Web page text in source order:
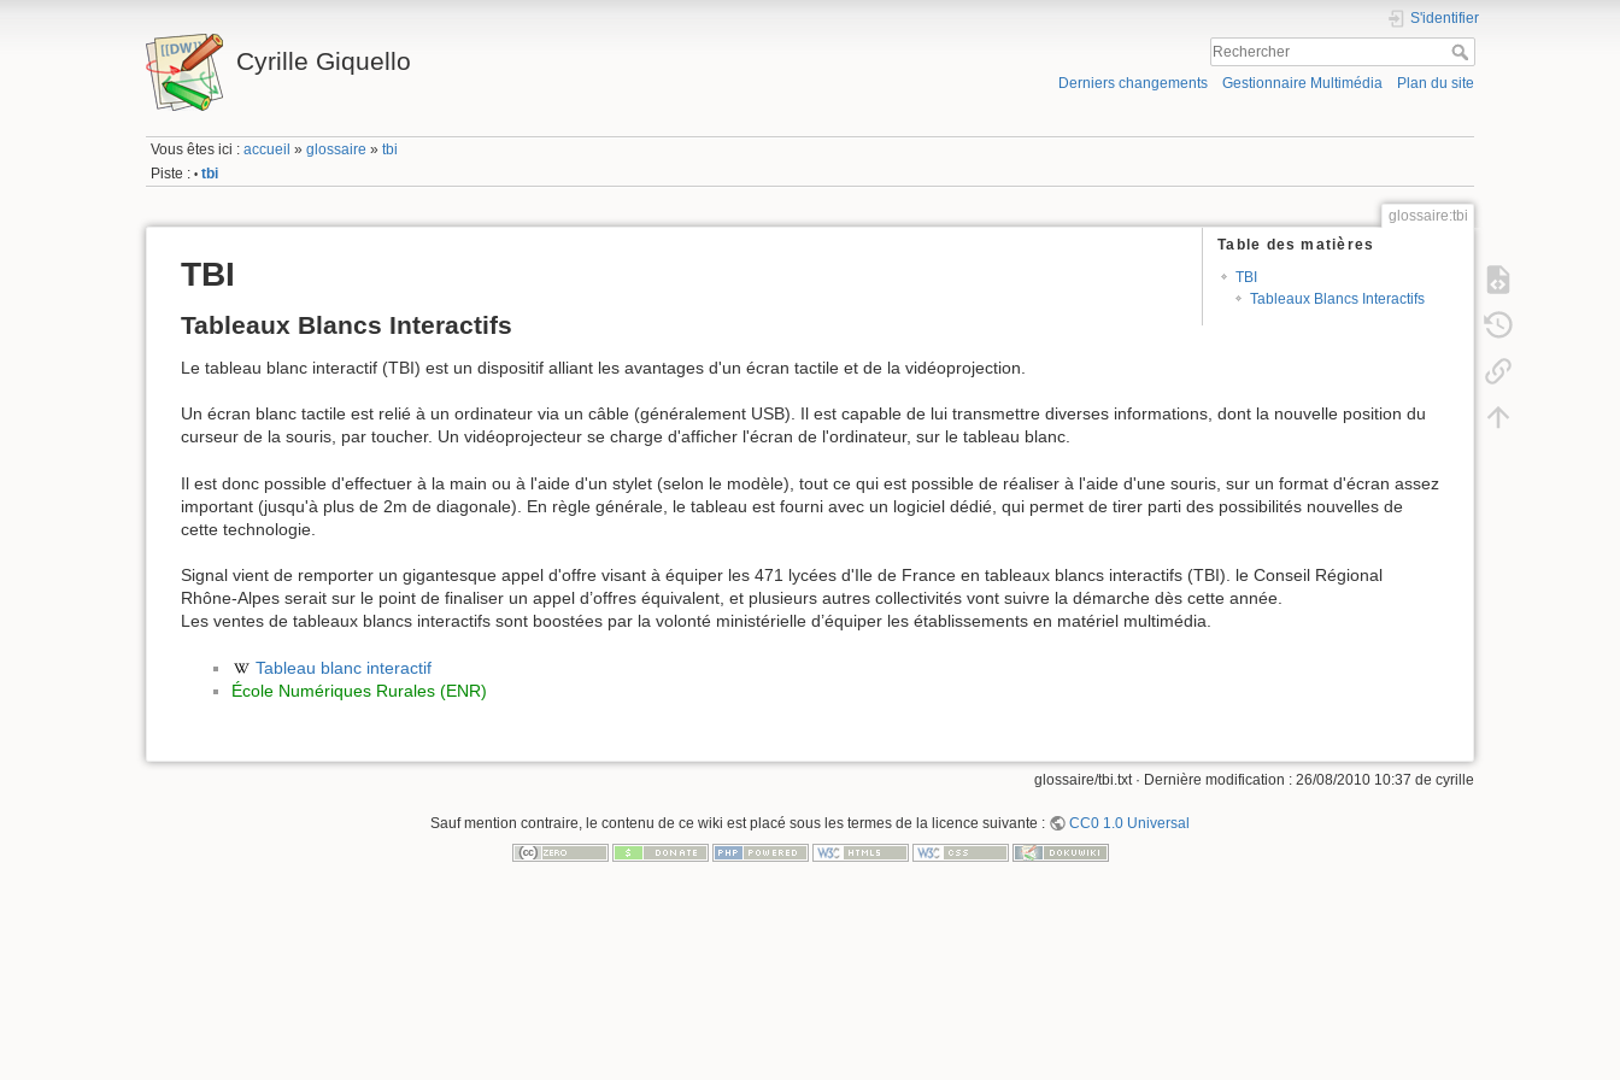
Cyrille Giquello
S'identifier
Derniers changements Gestionnaire Multimédia Plan du site
Vous êtes ici :accueil »glossaire »tbi
Piste : • tbi
glossaire:tbi
Table des matières
TBI
Tableaux Blancs Interactifs
TBI
Tableaux Blancs Interactifs
Le tableau blanc interactif (TBI) est un dispositif alliant les avantages d'un écran tactile et de la vidéoprojection.
Un écran blanc tactile est relié à un ordinateur via un câble (généralement USB). Il est capable de lui transmettre diverses informations, dont la nouvelle position du
curseur de la souris, par toucher. Un vidéoprojecteur se charge d'afficher l'écran de l'ordinateur, sur le tableau blanc.
Il est donc possible d'effectuer à la main ou à l'aide d'un stylet (selon le modèle), tout ce qui est possible de réaliser à l'aide d'une souris, sur un format d'écran assez
important (jusqu'à plus de 2m de diagonale). En règle générale, le tableau est fourni avec un logiciel dédié, qui permet de tirer parti des possibilités nouvelles de
cette technologie.
Signal vient de remporter un gigantesque appel d'offre visant à équiper les 471 lycées d'Ile de France en tableaux blancs interactifs (TBI). le Conseil Régional
Rhône-Alpes serait sur le point de finaliser un appel d’offres équivalent, et plusieurs autres collectivités vont suivre la démarche dès cette année.
Les ventes de tableaux blancs interactifs sont boostées par la volonté ministérielle d’équiper les établissements en matériel multimédia.
Tableau blanc interactif
École Numériques Rurales (ENR)
glossaire/tbi.txt · Dernière modification : 26/08/2010 10:37 de cyrille
Sauf mention contraire, le contenu de ce wiki est placé sous les termes de la licence suivante : CC0 1.0 Universal